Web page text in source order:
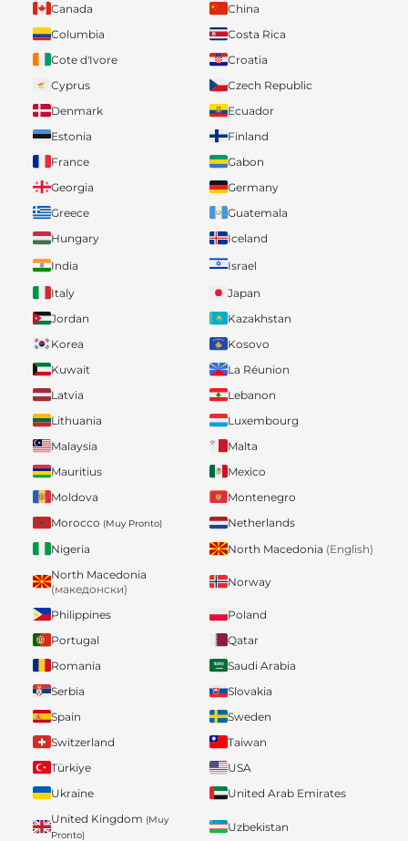
Canada
China
Columbia
Costa Rica
Cote d'Ivore
Croatia
Cyprus
Czech Republic
Denmark
Ecuador
Estonia
Finland
France
Gabon
Georgia
Germany
Greece
Guatemala
Hungary
Iceland
India
Israel
Italy
Japan
Jordan
Kazakhstan
Korea
Kosovo
Kuwait
La Réunion
Latvia
Lebanon
Lithuania
Luxembourg
Malaysia
Malta
Mauritius
Mexico
Moldova
Montenegro
Morocco (Muy Pronto)
Netherlands
Nigeria
North Macedonia (English)
North Macedonia
(македонски)
Norway
Philippines
Poland
Portugal
Qatar
Romania
Saudi Arabia
Serbia
Slovakia
Spain
Sweden
Switzerland
Taiwan
Türkiye
USA
Ukraine
United Arab Emirates
United Kingdom (Muy
Pronto)
Uzbekistan